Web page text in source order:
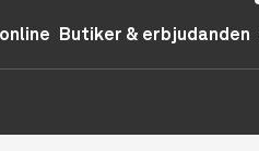
Butiker & erbjudanden